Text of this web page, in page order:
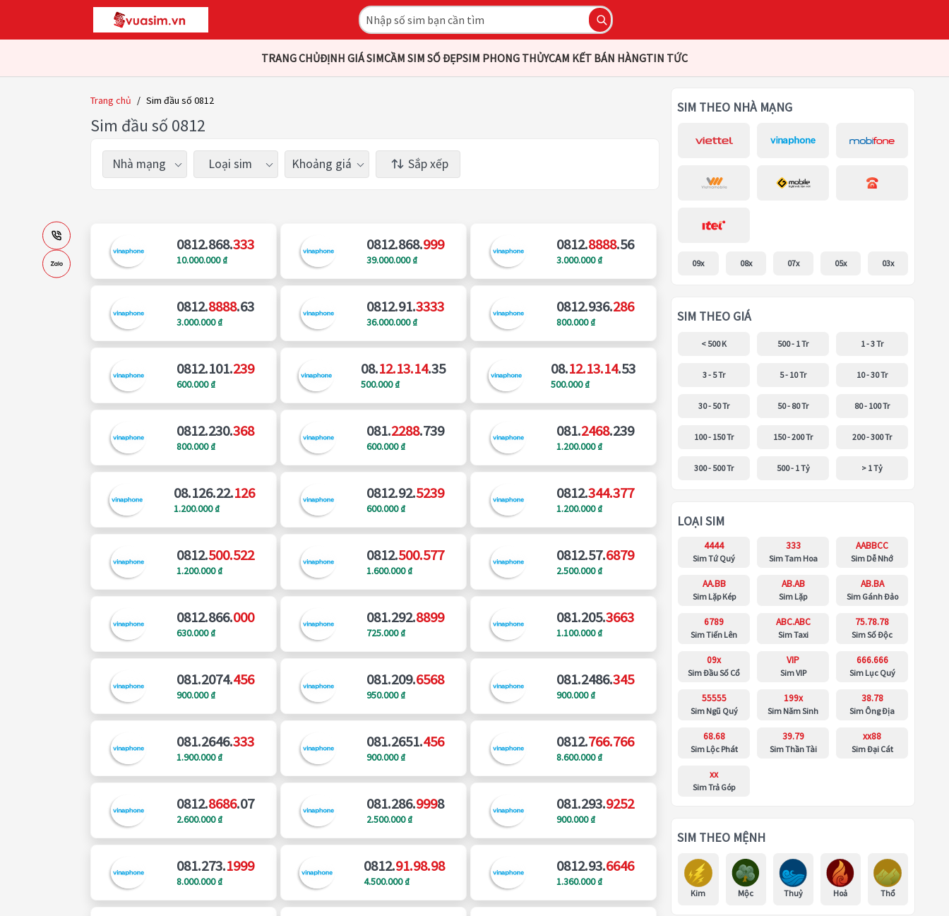
TRANG CHỦĐỊNH GIÁ SIMCẦM SIM SỐ ĐẸPSIM PHONG THỦYCAM KẾT BÁN HÀNGTIN TỨC
Trang chủ / Sim đầu số 0812
Sim đầu số 0812
Nhà mạng Loại sim Khoảng giá Sắp xếp
0812.868.333
10.000.000 ₫
0812.868.999
39.000.000 ₫
0812.8888.56
3.000.000 ₫
0812.8888.63
3.000.000 ₫
0812.91.3333
36.000.000 ₫
0812.936.286
800.000 ₫
0812.101.239
600.000 ₫
08.12.13.14.35
500.000 ₫
08.12.13.14.53
500.000 ₫
0812.230.368
800.000 ₫
081.2288.739
600.000 ₫
081.2468.239
1.200.000 ₫
08.126.22.126
1.200.000 ₫
0812.92.5239
600.000 ₫
0812.344.377
1.200.000 ₫
0812.500.522
1.200.000 ₫
0812.500.577
1.600.000 ₫
0812.57.6879
2.500.000 ₫
0812.866.000
630.000 ₫
081.292.8899
725.000 ₫
081.205.3663
1.100.000 ₫
081.2074.456
900.000 ₫
081.209.6568
950.000 ₫
081.2486.345
900.000 ₫
081.2646.333
1.900.000 ₫
081.2651.456
900.000 ₫
0812.766.766
8.600.000 ₫
0812.8686.07
2.600.000 ₫
081.286.9998
2.500.000 ₫
081.293.9252
900.000 ₫
081.273.1999
8.000.000 ₫
0812.91.98.98
4.500.000 ₫
0812.93.6646
1.360.000 ₫
SIM THEO NHÀ MẠNG
09x 08x 07x 05x 03x
SIM THEO GIÁ
< 500 K 500 - 1 Tr 1 - 3 Tr
3 - 5 Tr 5 - 10 Tr 10 - 30 Tr
30 - 50 Tr 50 - 80 Tr 80 - 100 Tr
100 - 150 Tr 150 - 200 Tr 200 - 300 Tr
300 - 500 Tr 500 - 1 Tỷ > 1 Tỷ
LOẠI SIM
4444
Sim Tứ Quý
333
Sim Tam Hoa
AABBCC
Sim Dễ Nhớ
AA.BB
Sim Lặp Kép
AB.AB
Sim Lặp
AB.BA
Sim Gánh Đảo
6789
Sim Tiến Lên
ABC.ABC
Sim Taxi
75.78.78
Sim Số Độc
09x
Sim Đầu Số Cổ
VIP
Sim VIP
666.666
Sim Lục Quý
55555
Sim Ngũ Quý
199x
Sim Năm Sinh
38.78
Sim Ông Địa
68.68
Sim Lộc Phát
39.79
Sim Thần Tài
xx88
Sim Đại Cát
xx
Sim Trả Góp
SIM THEO MỆNH
Kim Mộc Thuỷ Hoả Thổ